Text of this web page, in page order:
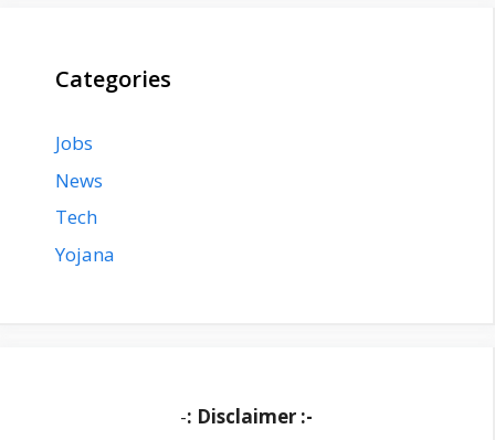
Categories
Jobs
News
Tech
Yojana
-: Disclaimer :-